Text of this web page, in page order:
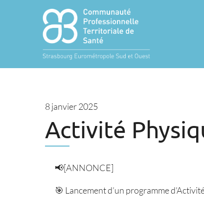
8 janvier 2025
Activité
📢[ANNONCE]
🎯 Lancement d’un programme